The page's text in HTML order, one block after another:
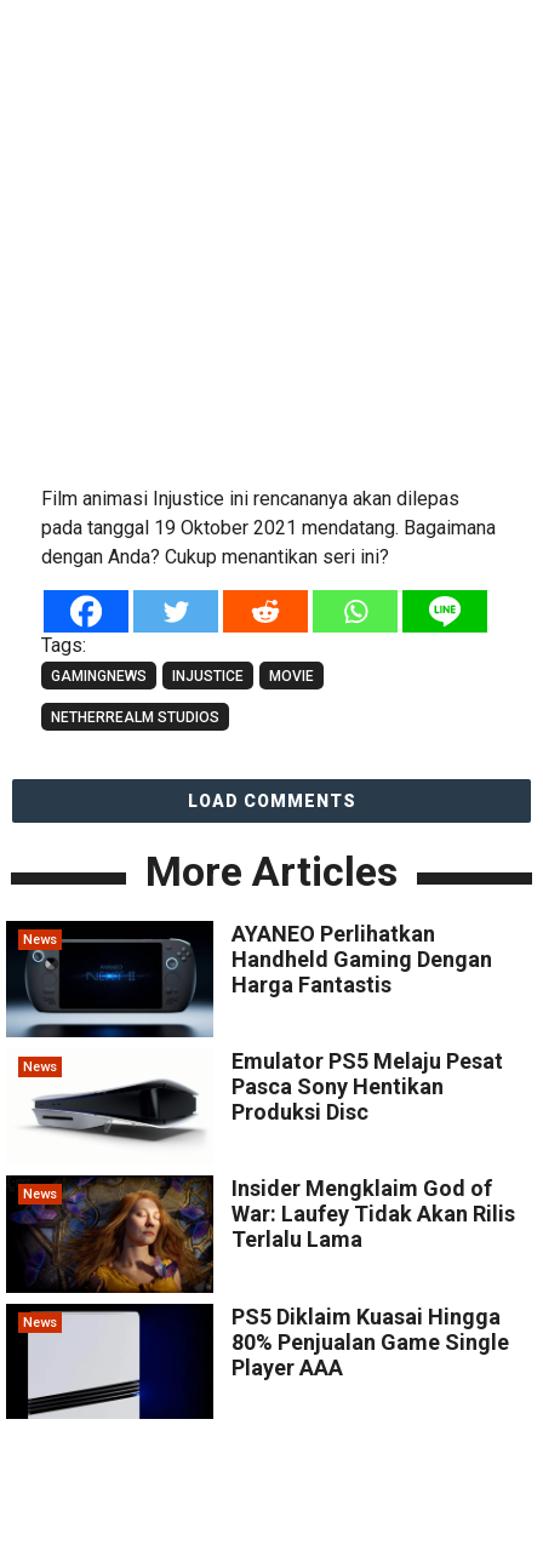
Film animasi Injustice ini rencananya akan dilepas
pada tanggal 19 Oktober 2021 mendatang. Bagaimana
dengan Anda? Cukup menantikan seri ini?
Tags:
GAMINGNEWS INJUSTICE MOVIE
NETHERREALM STUDIOS
LOAD COMMENTS
More Articles
News
AYANEO Perlihatkan
Handheld Gaming Dengan
Harga Fantastis
News
Emulator PS5 Melaju Pesat
Pasca Sony Hentikan
Produksi Disc
News
Insider Mengklaim God of
War: Laufey Tidak Akan Rilis
Terlalu Lama
News
PS5 Diklaim Kuasai Hingga
80% Penjualan Game Single
Player AAA